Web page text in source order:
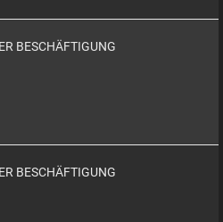
BESCHÄFTIGUNG
BESCHÄFTIGUNG